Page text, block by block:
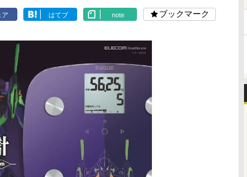
ア はてブ note ブックマーク